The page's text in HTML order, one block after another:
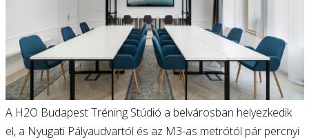
A H2O Budapest Tréning Stúdió a belvárosban helyezkedik
el, a Nyugati Pályaudvartól és az M3-as metrótól pár percnyi